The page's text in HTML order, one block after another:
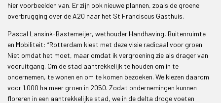
hier voorbeelden van. Er zijn ook nieuwe plannen, zoals de groene
overbrugging over de A20 naar het St Franciscus Gasthuis.
Pascal Lansink-Bastemeijer, wethouder Handhaving, Buitenruimte
en Mobiliteit: “Rotterdam kiest met deze visie radicaal voor groen.
Niet omdat het moet, maar omdat ik vergroening zie als drager van
vooruitgang. Om de stad aantrekkelijk te houden om in te
ondernemen, te wonen en om te komen bezoeken. We kiezen daarom
voor 1.000 ha meer groen in 2050. Zodat ondernemingen kunnen
floreren in een aantrekkelijke stad, we in de delta droge voeten